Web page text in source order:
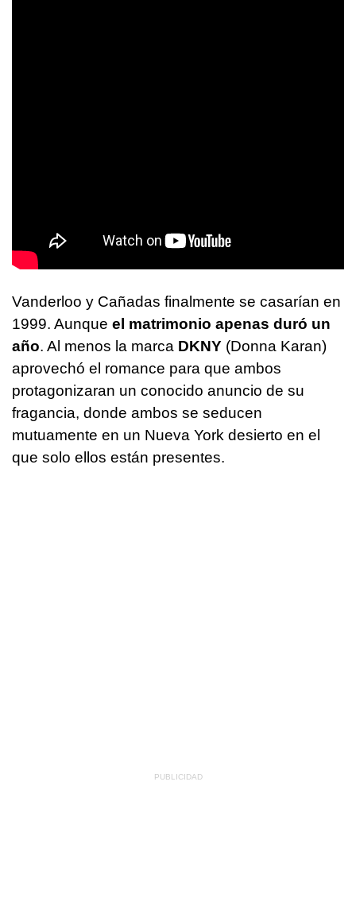
Vanderloo y Cañadas finalmente se casarían en
1999. Aunque el matrimonio apenas duró un
año. Al menos la marca DKNY (Donna Karan)
aprovechó el romance para que ambos
protagonizaran un conocido anuncio de su
fragancia, donde ambos se seducen
mutuamente en un Nueva York desierto en el
que solo ellos están presentes.